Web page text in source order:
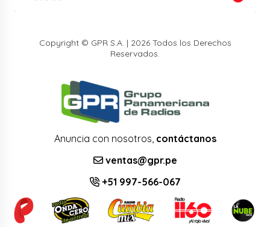
Copyright © GPR S.A. | 2026 Todos los Derechos
Reservados.
Anuncia con nosotros, contáctanos
ventas@gpr.pe
+51 997-566-067